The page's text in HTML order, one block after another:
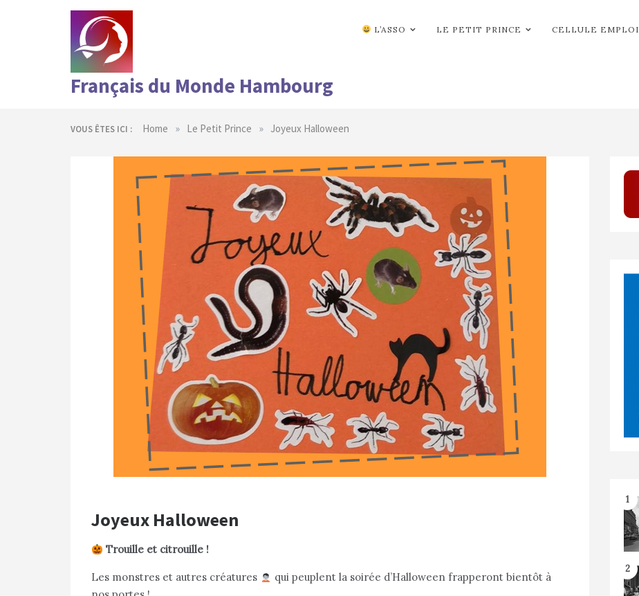
Français du Monde Hambourg
L’ASSO LE PETIT PRINCE CELLULE EMPLOI
VOUS ÊTES ICI : Home » Le Petit Prince » Joyeux Halloween
Joyeux Halloween
Trouille et citrouille !
Les monstres et autres créatures
qui peuplent la soirée d’Halloween frapperont bientôt à
1
2